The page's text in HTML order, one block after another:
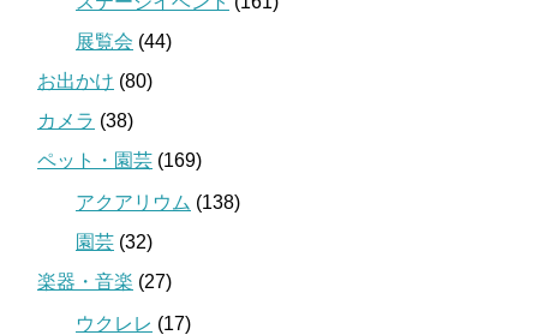
展覧会 (44)
お出かけ (80)
カメラ (38)
ペット・園芸 (169)
アクアリウム (138)
園芸 (32)
楽器・音楽 (27)
ウクレレ (17)